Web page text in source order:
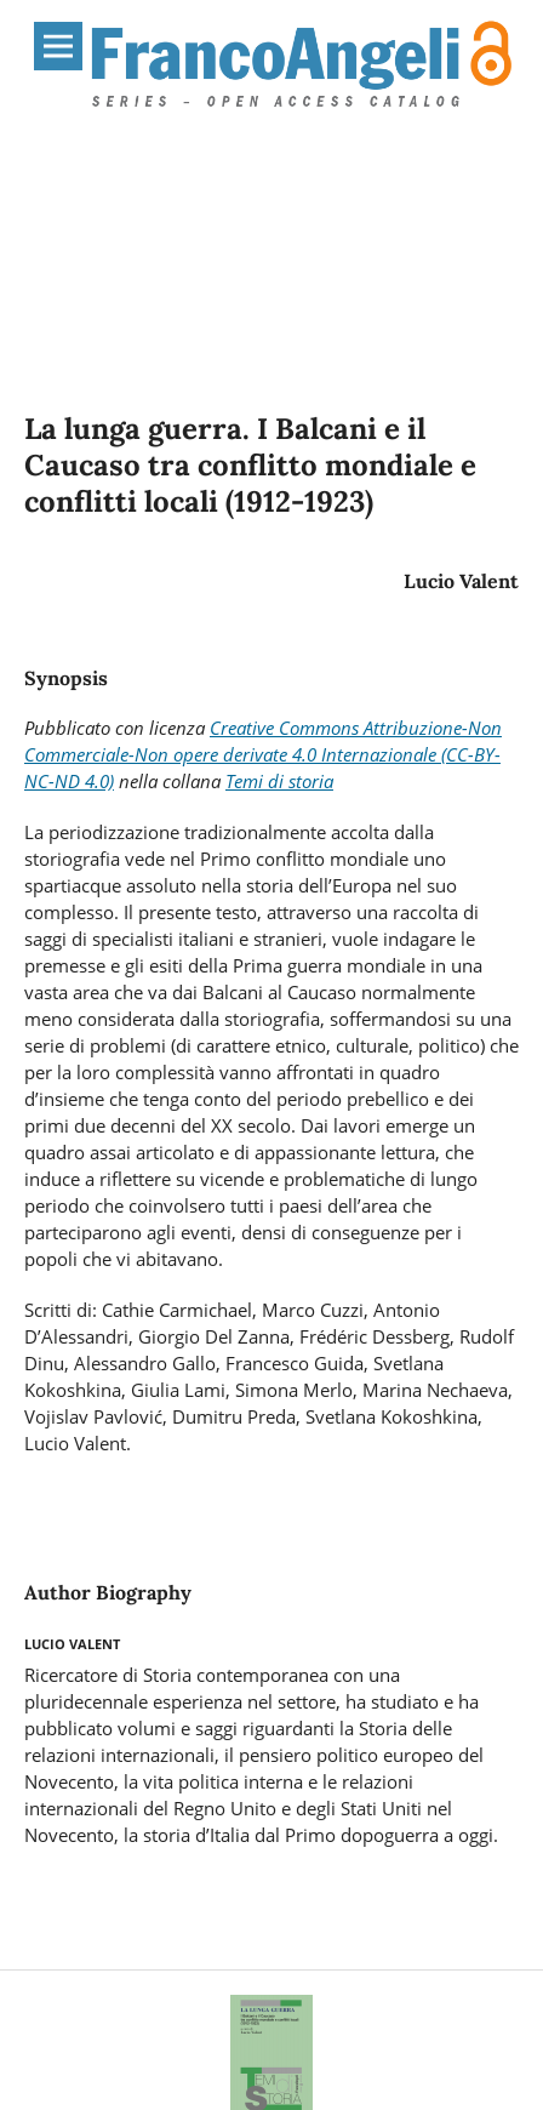
La lunga guerra. I Balcani e il
Caucaso tra conflitto mondiale e
conflitti locali (1912-1923)
Lucio Valent
Synopsis
Pubblicato con licenza Creative Commons Attribuzione-Non
Commerciale-Non opere derivate 4.0 Internazionale (CC-BY-
NC-ND 4.0) nella collana Temi di storia
La periodizzazione tradizionalmente accolta dalla
storiografia vede nel Primo conflitto mondiale uno
spartiacque assoluto nella storia dell’Europa nel suo
complesso. Il presente testo, attraverso una raccolta di
saggi di specialisti italiani e stranieri, vuole indagare le
premesse e gli esiti della Prima guerra mondiale in una
vasta area che va dai Balcani al Caucaso normalmente
meno considerata dalla storiografia, soffermandosi su una
serie di problemi (di carattere etnico, culturale, politico) che
per la loro complessità vanno affrontati in quadro
d’insieme che tenga conto del periodo prebellico e dei
primi due decenni del XX secolo. Dai lavori emerge un
quadro assai articolato e di appassionante lettura, che
induce a riflettere su vicende e problematiche di lungo
periodo che coinvolsero tutti i paesi dell’area che
parteciparono agli eventi, densi di conseguenze per i
popoli che vi abitavano.
Scritti di: Cathie Carmichael, Marco Cuzzi, Antonio
D’Alessandri, Giorgio Del Zanna, Frédéric Dessberg, Rudolf
Dinu, Alessandro Gallo, Francesco Guida, Svetlana
Kokoshkina, Giulia Lami, Simona Merlo, Marina Nechaeva,
Vojislav Pavlović, Dumitru Preda, Svetlana Kokoshkina,
Lucio Valent.
Author Biography
Lucio Valent
Ricercatore di Storia contemporanea con una
pluridecennale esperienza nel settore, ha studiato e ha
pubblicato volumi e saggi riguardanti la Storia delle
relazioni internazionali, il pensiero politico europeo del
Novecento, la vita politica interna e le relazioni
internazionali del Regno Unito e degli Stati Uniti nel
Novecento, la storia d’Italia dal Primo dopoguerra a oggi.